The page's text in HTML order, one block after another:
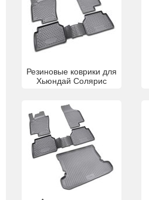
Резиновые коврики для
Хьюндай Солярис